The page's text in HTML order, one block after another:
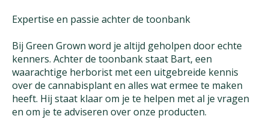
Expertise en passie achter de toonbank
Bij Green Grown word je altijd geholpen door echte
kenners. Achter de toonbank staat Bart, een
waarachtige herborist met een uitgebreide kennis
over de cannabisplant en alles wat ermee te maken
heeft. Hij staat klaar om je te helpen met al je vragen
en om je te adviseren over onze producten.